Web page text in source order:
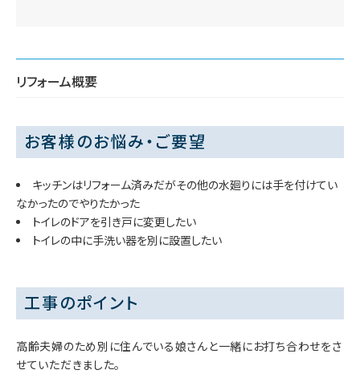
リフォーム概要
お客様のお悩み・ご要望
キッチンはリフォーム済みだがその他の水廻りには手を付けてい
なかったのでやりたかった
トイレのドアを引き戸に変更したい
トイレの中に手洗い器を別に設置したい
工事のポイント
高齢夫婦のため別に住んでいる娘さんと一緒にお打ち合わせをさ
せていただきました。